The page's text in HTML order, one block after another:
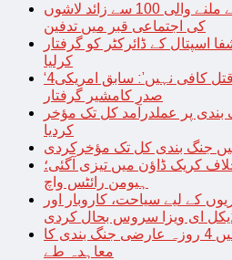
غزہ کے الشفاء اسپتال سے ملنے والی 100 سے زائد لاشوں
کی اجتماعی قبر میں تدفین
اسپتال کے ڈائرکٹر کو گرفتار
کرلیا
‘4ہزار فلسطینی بچوں کا قتل کافی نہیں’: سابق امریکی
صدر کامشیر گرفتار
بندی پر عملدرآمد کل تک مؤخر
کردیا
جنگ بندی کل تک مؤخرکردی
کریک ڈاؤن میں تیزی آگئی؛
ہیومن رائٹس واچ
کے لیے سیاحت، کاروبار اور
ای ویزا سروس بحال کردی
حماس اور اسرائیل میں 4 روزہ عارضی جنگ بندی کا
معاہدہ طے